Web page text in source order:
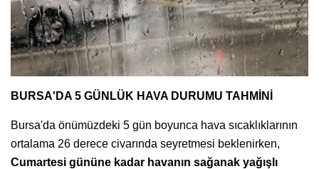
BURSA'DA 5 GÜNLÜK HAVA DURUMU TAHMİNİ
Bursa'da önümüzdeki 5 gün boyunca hava sıcaklıklarının
ortalama 26 derece civarında seyretmesi beklenirken,
Cumartesi gününe kadar havanın sağanak yağışlı